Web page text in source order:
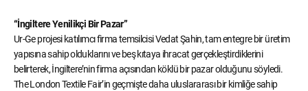
“İngiltere Yenilikçi Bir Pazar”
Ur-Ge projesi katılımcı firma temsilcisi Vedat Şahin, tam entegre bir üretim
yapısına sahip olduklarını ve beş kıtaya ihracat gerçekleştirdiklerini
belirterek, İngiltere’nin firma açısından köklü bir pazar olduğunu söyledi.
The London Textile Fair’in geçmişte daha uluslararası bir kimliğe sahip